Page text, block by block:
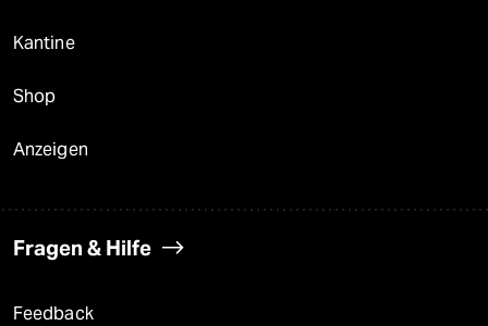
Kantine
Shop
Anzeigen
Fragen & Hilfe
Feedback